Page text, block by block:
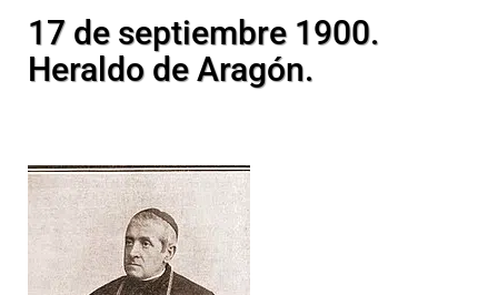
17 de septiembre 1900.
Heraldo de Aragón.